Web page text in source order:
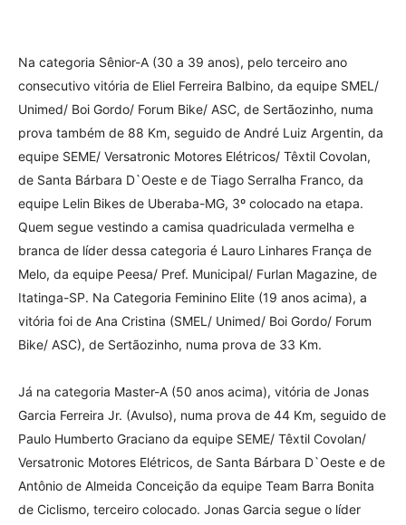
Na categoria Sênior-A (30 a 39 anos), pelo terceiro ano
consecutivo vitória de Eliel Ferreira Balbino, da equipe SMEL/
Unimed/ Boi Gordo/ Forum Bike/ ASC, de Sertãozinho, numa
prova também de 88 Km, seguido de André Luiz Argentin, da
equipe SEME/ Versatronic Motores Elétricos/ Têxtil Covolan,
de Santa Bárbara D`Oeste e de Tiago Serralha Franco, da
equipe Lelin Bikes de Uberaba-MG, 3º colocado na etapa.
Quem segue vestindo a camisa quadriculada vermelha e
branca de líder dessa categoria é Lauro Linhares França de
Melo, da equipe Peesa/ Pref. Municipal/ Furlan Magazine, de
Itatinga-SP. Na Categoria Feminino Elite (19 anos acima), a
vitória foi de Ana Cristina (SMEL/ Unimed/ Boi Gordo/ Forum
Bike/ ASC), de Sertãozinho, numa prova de 33 Km.
Já na categoria Master-A (50 anos acima), vitória de Jonas
Garcia Ferreira Jr. (Avulso), numa prova de 44 Km, seguido de
Paulo Humberto Graciano da equipe SEME/ Têxtil Covolan/
Versatronic Motores Elétricos, de Santa Bárbara D`Oeste e de
Antônio de Almeida Conceição da equipe Team Barra Bonita
de Ciclismo, terceiro colocado. Jonas Garcia segue o líder